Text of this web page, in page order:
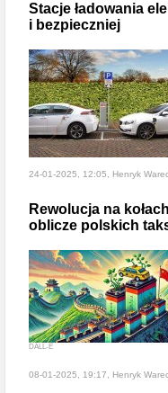
Stacje ładowania
i bezpieczniej
24-01-2025, 12:05, Henryk
Rewolucja na
oblicze polskich
DALL-E
08-01-2025, 19:17, Henryk